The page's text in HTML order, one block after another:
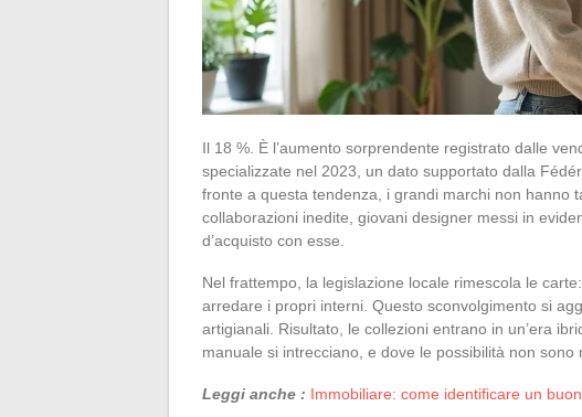
Il 18 %. È l’aumento sorprendente registrato dalle
specializzate nel 2023, un dato supportato dalla
fronte a questa tendenza, i grandi marchi non hanno
collaborazioni inedite, giovani designer messi in
d’acquisto con esse.
Nel frattempo, la legislazione locale rimescola le
arredare i propri interni. Questo sconvolgimento si
artigianali. Risultato, le collezioni entrano in un’era
manuale si intrecciano, e dove le possibilità non sono
Leggi anche : Immobiliare: come identificare un